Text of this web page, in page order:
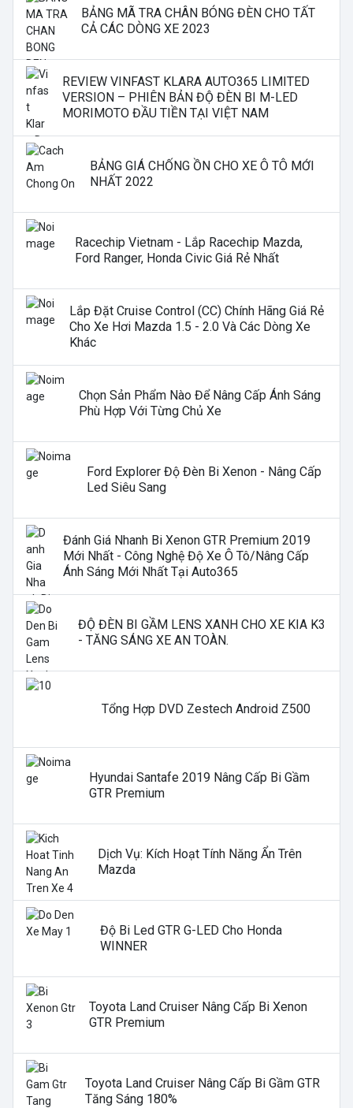
BẢNG MÃ TRA CHÂN BÓNG ĐÈN CHO TẤT
CẢ CÁC DÒNG XE 2023
REVIEW VINFAST KLARA AUTO365 LIMITED
VERSION – PHIÊN BẢN ĐỘ ĐÈN BI M-LED
MORIMOTO ĐẦU TIỀN TẠI VIỆT NAM
BẢNG GIÁ CHỐNG ỒN CHO XE Ô TÔ MỚI
NHẤT 2022
Racechip Vietnam - Lắp Racechip Mazda,
Ford Ranger, Honda Civic Giá Rẻ Nhất
Lắp Đặt Cruise Control (CC) Chính Hãng Giá Rẻ
Cho Xe Hơi Mazda 1.5 - 2.0 Và Các Dòng Xe
Khác
Chọn Sản Phẩm Nào Để Nâng Cấp Ánh Sáng
Phù Hợp Với Từng Chủ Xe
Ford Explorer Độ Đèn Bi Xenon - Nâng Cấp
Led Siêu Sang
Đánh Giá Nhanh Bi Xenon GTR Premium 2019
Mới Nhất - Công Nghệ Độ Xe Ô Tô/nâng Cấp
Ánh Sáng Mới Nhất Tại Auto365
ĐỘ ĐÈN BI GẦM LENS XANH CHO XE KIA K3
- TĂNG SÁNG XE AN TOÀN.
Tổng Hợp DVD Zestech Android Z500
Hyundai Santafe 2019 Nâng Cấp Bi Gầm
GTR Premium
Dịch Vụ: Kích Hoạt Tính Năng Ẩn Trên
Mazda
Độ Bi Led GTR G-LED Cho Honda
WINNER
Toyota Land Cruiser Nâng Cấp Bi Xenon
GTR Premium
Toyota Land Cruiser Nâng Cấp Bi Gầm GTR
Tăng Sáng 180%